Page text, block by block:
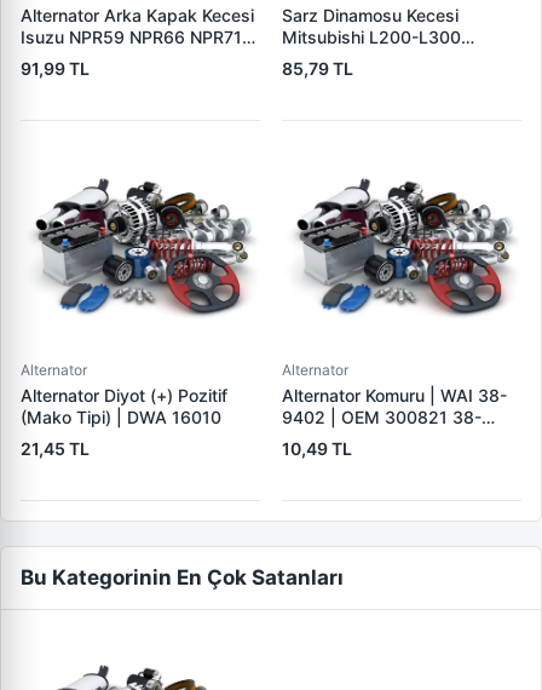
Alternator Arka Kapak Kecesi
Isuzu NPR59 NPR66 NPR71
Nqr Nkr KS22 MD27 Turkuaz
15×32×7.5 | 3E 5888310 |
91,99 TL
Sarz Dinamosu Kecesi
Mitsubishi L200-L300
Alternator Kecesi | 3E
5815305 | OEM 15305
85,79 TL
Alternator
Alternator Diyot (+) Pozitif
(Mako Tipi) | DWA 16010
21,45 TL
Alternator
Alternator Komuru | WAI 38-
9402 | OEM 300821 38-
9402
10,49 TL
Bu Kategorinin En Çok Satanları